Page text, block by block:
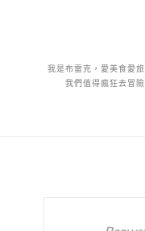
我是布雷克，愛美食愛
我們值得瘋狂去冒